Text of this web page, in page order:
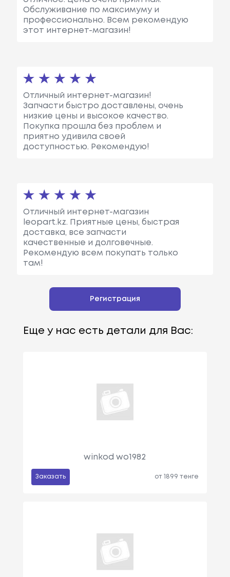
Обслуживание по максимуму и
профессионально. Всем рекомендую
этот интернет-магазин!
Отличный интернет-магазин!
Запчасти быстро доставлены, очень
низкие цены и высокое качество.
Покупка прошла без проблем и
приятно удивила своей
доступностью. Рекомендую!
Отличный интернет-магазин
leopart.kz. Приятные цены, быстрая
доставка, все запчасти
качественные и долговечные.
Рекомендую всем покупать только
там!
Регистрация
Еще у нас есть детали для Вас:
winkod wo1982
Заказать от 1899 тенге